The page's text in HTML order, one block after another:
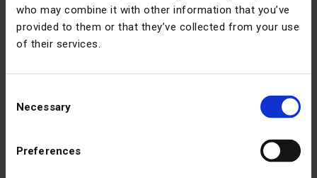
who may combine it with other information that you’ve
provided to them or that they’ve collected from your use
of their services.
Selection
Necessary
Preferences
Регулярные проверки технического
обслуживания тяжелых машин
наиболее распространенные интервалы
современными строительными компаниями.